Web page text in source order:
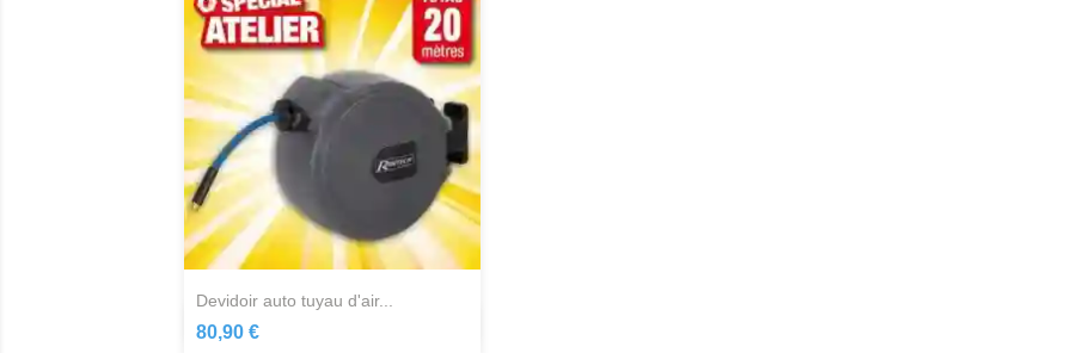
devidoir auto tuyau d'air...
80,90 €